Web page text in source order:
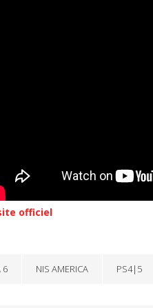
officiel
6 NIS AMERICA PS4|5